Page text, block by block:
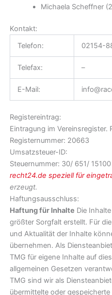
Michaela Scheffner
Kontakt:
Telefon:
02154-
Telefax: –
E-Mail:
Registereintrag:
Eintragung im Vereinsregister.
Registernummer: 20663
Umsatzsteuer-ID:
Steuernummer: 30/ 651/ 15100
recht24.de speziell für
erzeugt.
Haftungsausschluss:
Haftung für Inhalte Die
größter Sorgfalt erstellt. Für
und Aktualität der Inhalte
übernehmen. Als
TMG für eigene Inhalte auf
allgemeinen Gesetzen
TMG sind wir als
übermittelte oder